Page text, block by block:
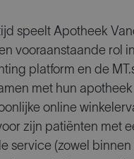
speelt Apotheek
vooraanstaande rol
platform en de
met hun
online
zijn patiënten met
service (zowel